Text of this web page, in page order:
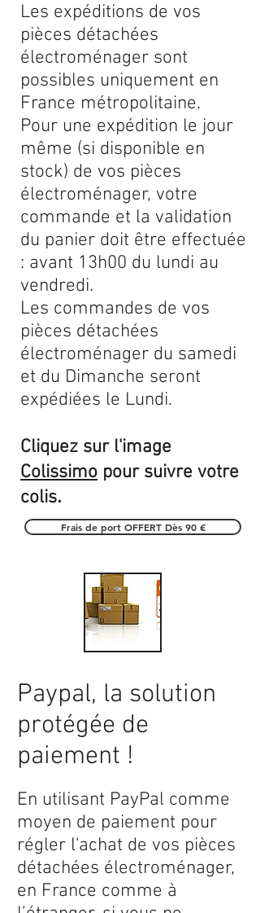
Les expéditions de vos
pièces détachées
électroménager sont
possibles uniquement en
France métropolitaine.
Pour une expédition le jour
même (si disponible en
stock) de vos pièces
électroménager, votre
commande et la validation
du panier doit être effectuée
: avant 13h00 du lundi au
vendredi.
Les commandes de vos
pièces détachées
électroménager du samedi
et du Dimanche seront
expédiées le Lundi.
Cliquez sur l'image
Colissimo pour suivre votre
colis.
Frais de port OFFERT Dès 90 €
Paypal, la solution
protégée de
paiement !
En utilisant PayPal comme
moyen de paiement pour
régler l'achat de vos pièces
détachées électroménager,
en France comme à